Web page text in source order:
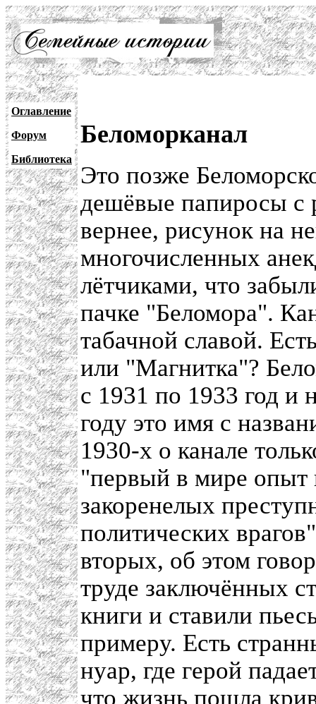
Оглавление
Форум
Библиотека
Беломорканал
Это позже
дешёвые папиросы с
вернее, рисунок на
многочисленных
лётчиками, что
пачке "Беломора".
табачной славой.
или "Магнитка"?
с 1931 по 1933 год и
году это имя с
1930-х о канале
"первый в мире опыт
закоренелых
политических
вторых, об этом
труде заключённых
книги и ставили
примеру. Есть
нуар, где герой
что жизнь пошла